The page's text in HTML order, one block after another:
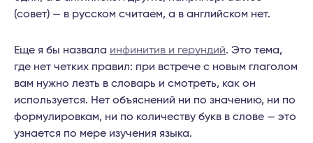
(совет) — в русском считаем, а в английском нет.
Еще я бы назвала инфинитив и герундий. Это тема,
где нет четких правил: при встрече с новым глаголом
вам нужно лезть в словарь и смотреть, как он
используется. Нет объяснений ни по значению, ни по
формулировкам, ни по количеству букв в слове — это
узнается по мере изучения языка.